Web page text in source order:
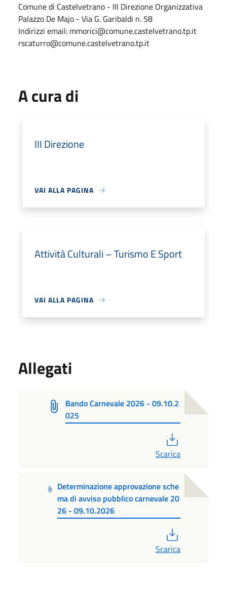
Comune di Castelvetrano - III Direzione Organizzativa
Palazzo De Majo - Via G. Garibaldi n. 58
Indirizzi email: mmorici@comune.castelvetrano.tp.it
rscaturro@comune.castelvetrano.tp.it
A cura di
III Direzione
VAI ALLA PAGINA
Attività Culturali – Turismo E Sport
VAI ALLA PAGINA
Allegati
Bando Carnevale 2026 - 09.10.2
025
Scarica
Determinazione approvazione sche
ma di avviso pubblico carnevale 20
26 - 09.10.2026
Scarica